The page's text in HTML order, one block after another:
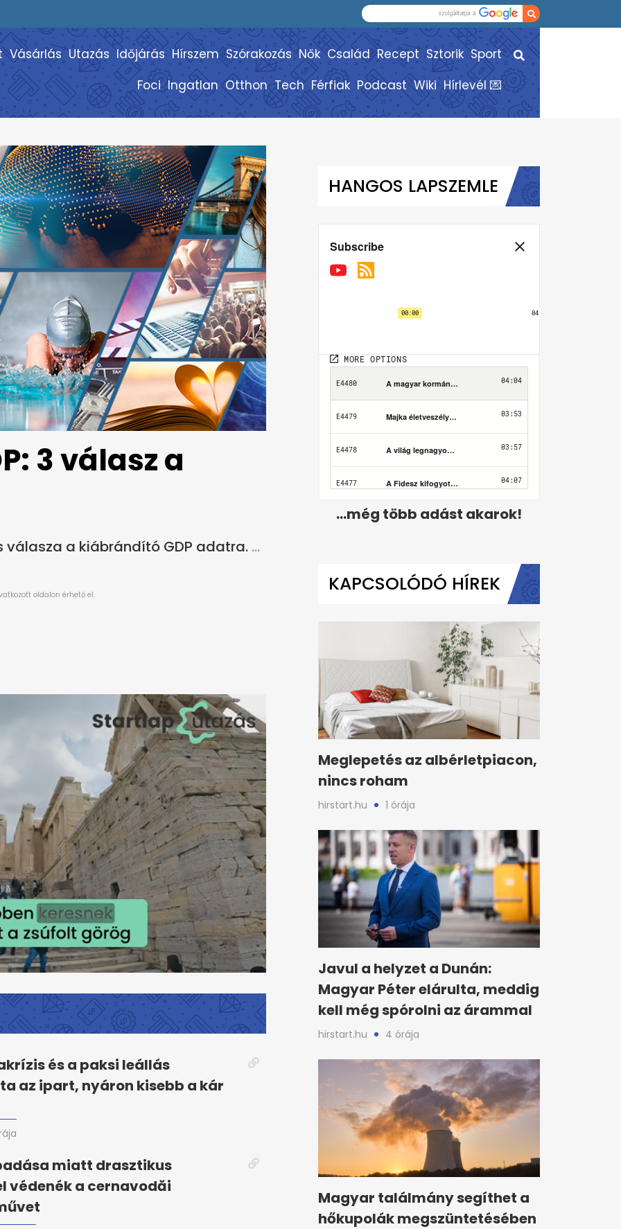
Vásárlás Utazás Időjárás Hírszem Szórakozás Nők Család Recept Sztorik Sport
Foci Ingatlan Otthon Tech Férfiak Podcast Wiki Hírlevél 💌
3 válasz a
a kiábrándító GDP adatra.
és a paksi leállás
az ipart, nyáron kisebb a kár
miatt drasztikus
védenék a cernavodăi
HANGOS LAPSZEMLE
...még több adást akarok!
KAPCSOLÓDÓ HÍREK
Meglepetés az albérletpiacon,
nincs roham
hirstart.hu 1 órája
Javul a helyzet a Dunán:
Magyar Péter elárulta, meddig
kell még spórolni az árammal
hirstart.hu 4 órája
Magyar találmány segíthet a
hőkupolák megszüntetésében